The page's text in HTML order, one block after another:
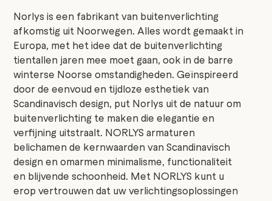
Norlys is een fabrikant van buitenverlichting
afkomstig uit Noorwegen. Alles wordt gemaakt in
Europa, met het idee dat de buitenverlichting
tientallen jaren mee moet gaan, ook in de barre
winterse Noorse omstandigheden.Geïnspireerd
door de eenvoud en tijdloze esthetiek van
Scandinavisch design, put Norlys uit de natuur om
buitenverlichting te maken die elegantie en
verfijning uitstraalt. NORLYS armaturen
belichamen de kernwaarden van Scandinavisch
design en omarmen minimalisme, functionaliteit
en blijvende schoonheid. Met NORLYS kunt u
erop vertrouwen dat uw verlichtingsoplossingen